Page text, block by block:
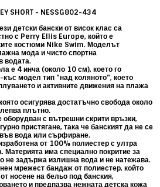
SHORT - NESSG802-434
детски бански от висок клас са
с Perry Ellis Europe, който е
костюми Nike Swim. Моделът
мода и чисто спортна
водата.
е 4 инча (около 10 см), което го
къс модел тип "над коляното", което
и активните движения на плажа
осигурява достатъчно свобода около
плътно.
оборудван свътрешни скрити връзки,
пристягане, така че банският да не се
вода или сърфиране.
от 100% полиестер с ултра
Материята има специално покритие за
незадържа излишна вода и не натежава.
мрежест бандажот полиестер, който
носене на бельо под банския,
и предпазва нежната детска кожа